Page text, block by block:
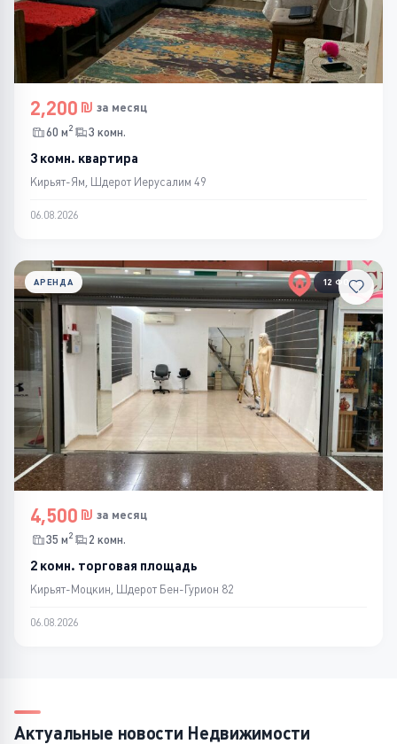
2,200
за месяц
60 м2 3 комн.
3 комн. квартира
Кирьят-Ям, Шдерот Иерусалим 49
06.08.2026
12 ФОТО
АРЕНДА
4,500
за месяц
35 м2 2 комн.
2 комн. торговая площадь
Кирьят-Моцкин, Шдерот Бен-Гурион 82
06.08.2026
Актуальные новости Недвижимости